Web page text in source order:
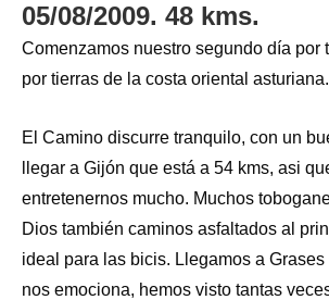
05/08/2009. 48 kms.
Comenzamos nuestro segundo día por
por tierras de la costa oriental asturiana.
El Camino discurre tranquilo, con un
llegar a Gijón que está a 54 kms, asi
entretenernos mucho. Muchos
Dios también caminos asfaltados al
ideal para las bicis. Llegamos a Grases
nos emociona, hemos visto tantas